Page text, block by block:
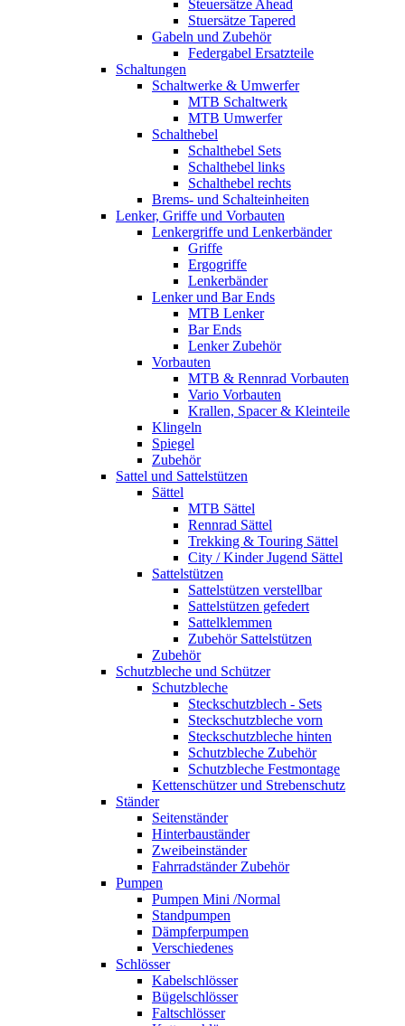
Steuersätze Ahead
Stuersätze Tapered
Gabeln und Zubehör
Federgabel Ersatzteile
Schaltungen
Schaltwerke & Umwerfer
MTB Schaltwerk
MTB Umwerfer
Schalthebel
Schalthebel Sets
Schalthebel links
Schalthebel rechts
Brems- und Schalteinheiten
Lenker, Griffe und Vorbauten
Lenkergriffe und Lenkerbänder
Griffe
Ergogriffe
Lenkerbänder
Lenker und Bar Ends
MTB Lenker
Bar Ends
Lenker Zubehör
Vorbauten
MTB & Rennrad Vorbauten
Vario Vorbauten
Krallen, Spacer & Kleinteile
Klingeln
Spiegel
Zubehör
Sattel und Sattelstützen
Sättel
MTB Sättel
Rennrad Sättel
Trekking & Touring Sättel
City / Kinder Jugend Sättel
Sattelstützen
Sattelstützen verstellbar
Sattelstützen gefedert
Sattelklemmen
Zubehör Sattelstützen
Zubehör
Schutzbleche und Schützer
Schutzbleche
Steckschutzblech - Sets
Steckschutzbleche vorn
Steckschutzbleche hinten
Schutzbleche Zubehör
Schutzbleche Festmontage
Kettenschützer und Strebenschutz
Ständer
Seitenständer
Hinterbauständer
Zweibeinständer
Fahrradständer Zubehör
Pumpen
Pumpen Mini /Normal
Standpumpen
Dämpferpumpen
Verschiedenes
Schlösser
Kabelschlösser
Bügelschlösser
Faltschlösser